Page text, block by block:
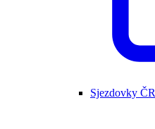
Sjezdovky ČR